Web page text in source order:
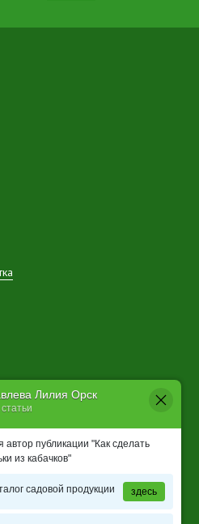
Лилия Орск
автор публикации "Как сделать
из кабачков"
садовой продукции здесь